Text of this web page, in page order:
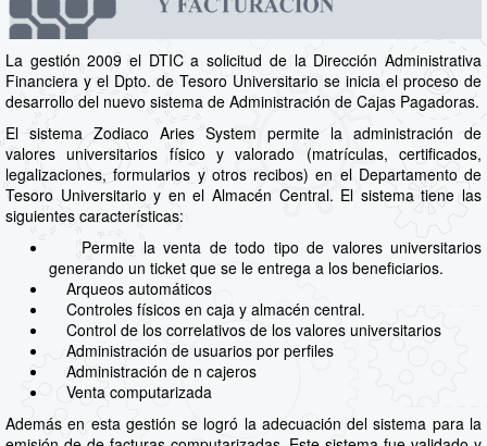
La gestión 2009 el DTIC a solicitud de la Dirección Administrativa
Financiera y el Dpto. de Tesoro Universitario se inicia el proceso de
desarrollo del nuevo sistema de Administración de Cajas Pagadoras.
El sistema Zodiaco Aries System permite la administración de
valores universitarios físico y valorado (matrículas, certificados,
legalizaciones, formularios y otros recibos) en el Departamento de
Tesoro Universitario y en el Almacén Central. El sistema tiene las
siguientes características:
Permite la venta de todo tipo de valores universitarios
generando un ticket que se le entrega a los beneficiarios.
Arqueos automáticos
Controles físicos en caja y almacén central.
Control de los correlativos de los valores universitarios
Administración de usuarios por perfiles
Administración de n cajeros
Venta computarizada
Además en esta gestión se logró la adecuación del sistema para la